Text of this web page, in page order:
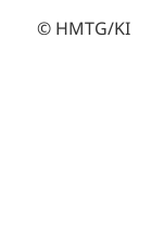
© HMTG/KI